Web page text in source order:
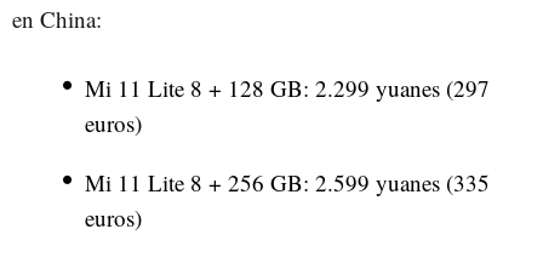
en China:
Mi 11 Lite 8 + 128 GB: 2.299 yuanes (297
euros)
Mi 11 Lite 8 + 256 GB: 2.599 yuanes (335
euros)